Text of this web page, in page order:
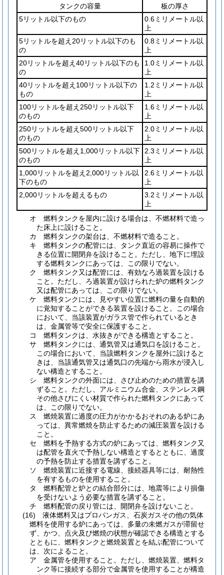
タンクの容量
板の厚さ
5リットル以下のもの
0.6ミリメートル以
上
5リットルを超え20リットル以下のも
の
0.8ミリメートル以
上
20リットルを超え40リットル以下のも
の
1.0ミリメートル以
上
40リットルを超え100リットル以下の
もの
1.2ミリメートル以
上
100リットルを超え250リットル以下
のもの
1.6ミリメートル以
上
250リットルを超え500リットル以下
のもの
2.0ミリメートル以
上
500リットルを超え1,000リットル以下
のもの
2.3ミリメートル以
上
1,000リットルを超え2,000リットル以
下のもの
2.6ミリメートル以
上
2,000リットルを超えるもの
3.2ミリメートル以
上
オ
燃料タンクを屋内に設ける場合は、不燃材料で造っ
た床上に設けること。
カ
燃料タンクの架台は、不燃材料で造ること。
キ
燃料タンクの配管には、タンク直近の容易に操作で
きる位置に開閉弁を設けること。 ただし、地下に埋設
する燃料タンクにあっては、この限りでない。
ク
燃料タンク又は配管には、有効なろ過装置を設ける
こと。 ただし、ろ過装置が設けられた炉の燃料タンク
又は配管にあっては、この限りでない。
ケ
燃料タンクには、見やすい位置に燃料の量を自動的
に覚知することができる装置を設けること。
この場合
において、当該装置がガラス管で作られているとき
は、金属管等で安全に保護すること。
コ
燃料タンクは、水抜きができる構造とすること。
サ
燃料タンクには、通気管又は通気口を設けること。
この場合において、当該燃料タンクを屋外に設けると
きは、当該通気管又は通気口の先端から雨水が浸入し
ない構造とすること。
シ
燃料タンクの外面には、さび止めのための措置を講
ずること。 ただし、アルミニウム合金、ステンレス鋼
その他さびにくい材質で作られた燃料タンクにあって
は、この限りでない。
ス
燃焼装置に過度の圧力がかかるおそれのある炉にあ
っては、異常燃焼を防止するための減圧装置を設ける
こと。
セ
燃料を予熱する方式の炉にあっては、燃料タンク又
は配管を直火で予熱しない構造とするとともに、過度
の予熱を防止する措置を講ずること。
ソ
燃焼装置に近接する電線、接続器具等には、耐熱性
を有するものを使用すること。
タ
燃料配管と炉との結合部分には、地震等により損傷
を受けないよう必要な措置を講ずること。
チ
燃料配管の戻り管には、開閉弁を設けないこと。
(16)
液体燃料又はプロパンガス、石炭ガスその他の気体
燃料を使用する炉にあっては、多量の未燃ガスが滞留せ
ず、かつ、点火及び燃焼の状態が確認できる構造とする
とともに、燃料タンクと燃焼装置とを結ぶ配管について
は、次によること。
ア
金属管を使用すること。 ただし、燃焼装置、燃料タ
ンク等に接続する部分で金属管を使用することが構造